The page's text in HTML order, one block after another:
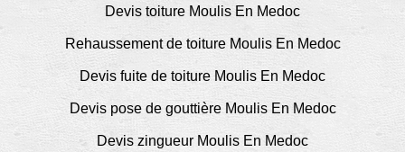
Devis toiture Moulis En Medoc
Rehaussement de toiture Moulis En Medoc
Devis fuite de toiture Moulis En Medoc
Devis pose de gouttière Moulis En Medoc
Devis zingueur Moulis En Medoc